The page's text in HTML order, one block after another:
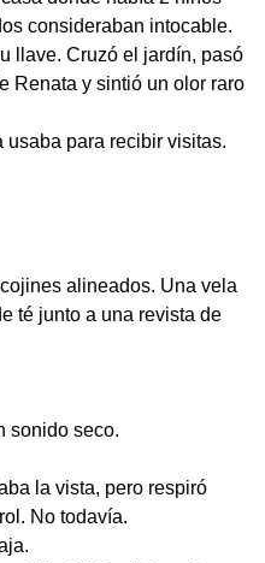
consideraban intocable.
llave. Cruzó el jardín, pasó
Renata y sintió un olor raro
usaba para recibir visitas.
alineados. Una vela
té junto a una revista de
sonido seco.
la vista, pero respiró
No todavía.